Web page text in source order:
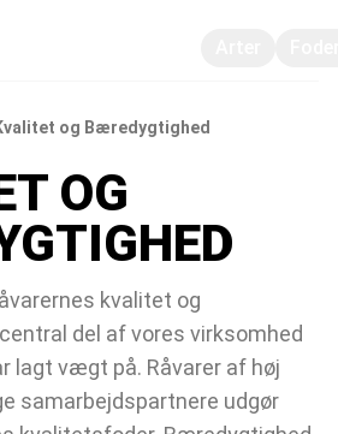
og Bæredygtighed
OG
kvalitet og
del af vores virksomhed
lagt vægt på. Råvarer af høj
samarbejdspartnere udgør